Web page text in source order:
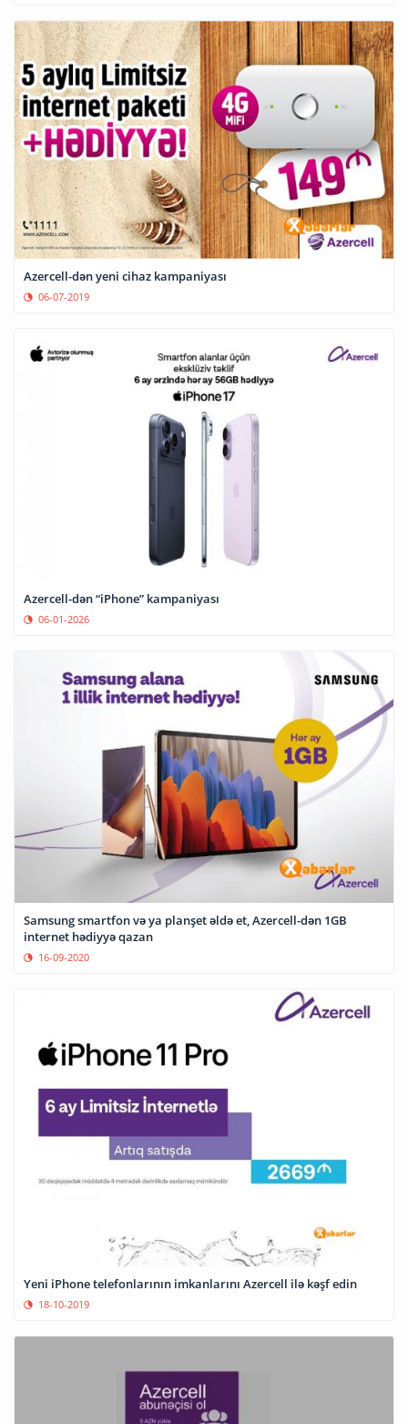
Azercell-dən yeni cihaz kampaniyası
06-07-2019
Azercell-dən “iPhone” kampaniyası
06-01-2026
Samsung smartfon və ya planşet əldə et, Azercell-dən 1GB
internet hədiyyə qazan
16-09-2020
Yeni iPhone telefonlarının imkanlarını Azercell ilə kəşf edin
18-10-2019